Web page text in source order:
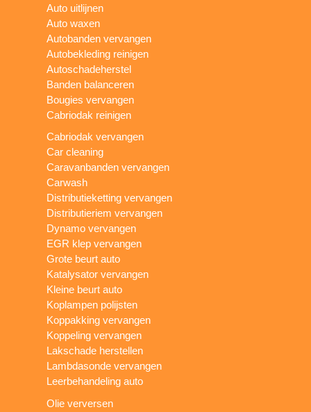
Auto uitlijnen
Auto waxen
Autobanden vervangen
Autobekleding reinigen
Autoschadeherstel
Banden balanceren
Bougies vervangen
Cabriodak reinigen
Cabriodak vervangen
Car cleaning
Caravanbanden vervangen
Carwash
Distributieketting vervangen
Distributieriem vervangen
Dynamo vervangen
EGR klep vervangen
Grote beurt auto
Katalysator vervangen
Kleine beurt auto
Koplampen polijsten
Koppakking vervangen
Koppeling vervangen
Lakschade herstellen
Lambdasonde vervangen
Leerbehandeling auto
Olie verversen